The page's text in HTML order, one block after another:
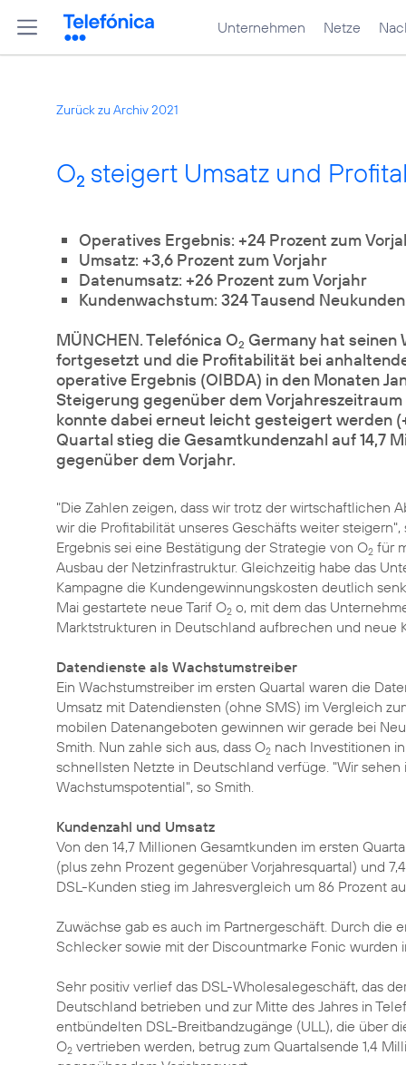
Unternehmen Netze
Zurück zu Archiv 2021
O2 steigert Umsatz und
Operatives Ergebnis: +24 Prozent zum
Umsatz: +3,6 Prozent zum Vorjahr
Datenumsatz: +26 Prozent zum Vorjahr
Kundenwachstum: 324 Tausend
MÜNCHEN. Telefónica O2 Germany hat
fortgesetzt und die Profitabilität bei
operative Ergebnis (OIBDA) in den Monaten
Steigerung gegenüber dem
konnte dabei erneut leicht gesteigert werden
Quartal stieg die Gesamtkundenzahl auf 14,7
gegenüber dem Vorjahr.
"Die Zahlen zeigen, dass wir trotz der wirtschaftlichen
wir die Profitabilität unseres Geschäfts weiter steigern",
Ergebnis sei eine Bestätigung der Strategie von O2 für
Ausbau der Netzinfrastruktur. Gleichzeitig habe das
Kampagne die Kundengewinnungskosten deutlich
Mai gestartete neue Tarif O2 o, mit dem das
Marktstrukturen in Deutschland aufbrechen und neue
Datendienste als Wachstumstreiber
Ein Wachstumstreiber im ersten Quartal waren die
Umsatz mit Datendiensten (ohne SMS) im Vergleich
mobilen Datenangeboten gewinnen wir gerade bei
Smith. Nun zahle sich aus, dass O2 nach Investitionen
schnellsten Netzte in Deutschland verfüge. "Wir
Wachstumspotential", so Smith.
Kundenzahl und Umsatz
Von den 14,7 Millionen Gesamtkunden im ersten
(plus zehn Prozent gegenüber Vorjahresquartal) und
DSL-Kunden stieg im Jahresvergleich um 86 Prozent
Zuwächse gab es auch im Partnergeschäft. Durch die
Schlecker sowie mit der Discountmarke Fonic wurden
Sehr positiv verlief das DSL-Wholesalegeschäft, das
Deutschland betrieben und zur Mitte des Jahres in
entbündelten DSL-Breitbandzugänge (ULL), die über
O2 vertrieben werden, betrug zum Quartalsende 1,4